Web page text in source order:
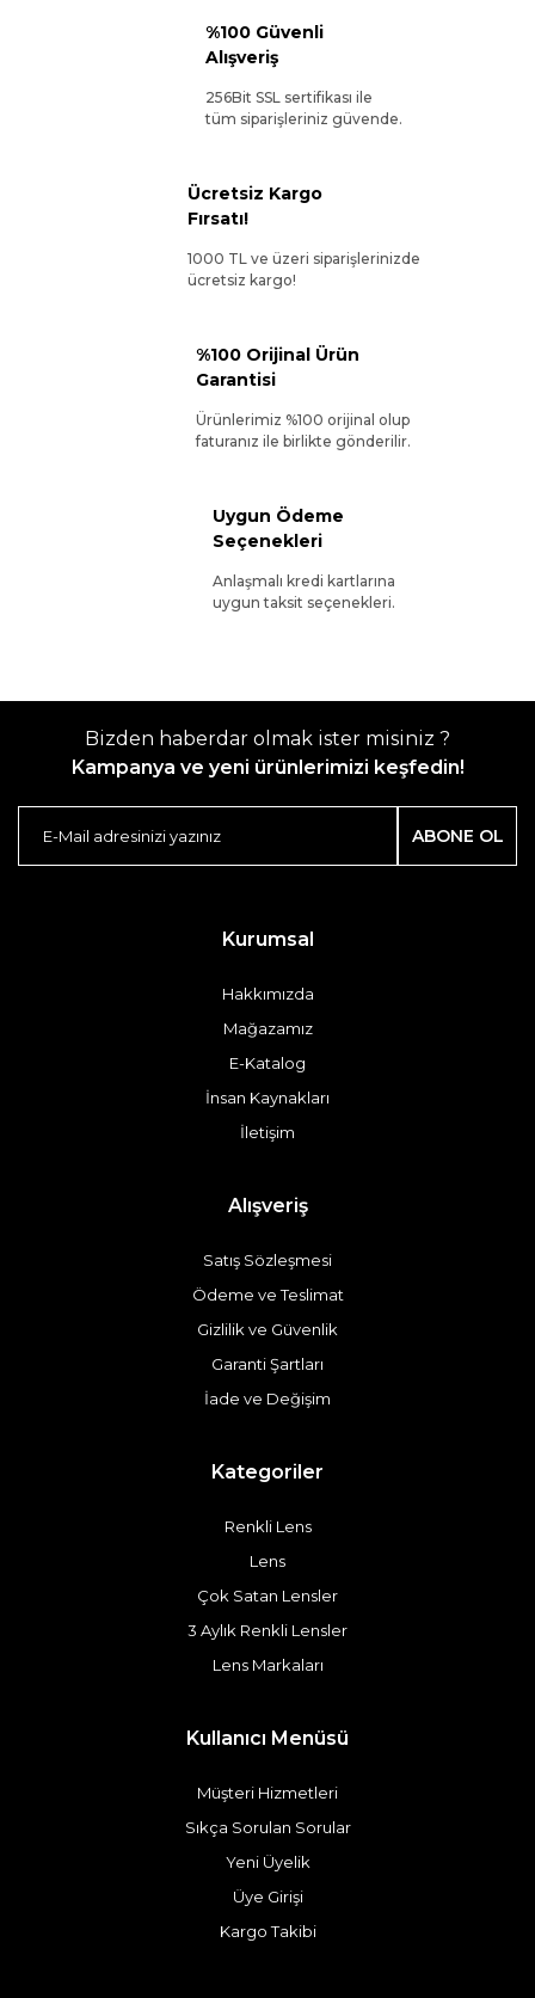
%100 Güvenli
Alışveriş
256Bit SSL sertifikası ile
tüm siparişleriniz güvende.
Ücretsiz Kargo
Fırsatı!
1000 TL ve üzeri siparişlerinizde
ücretsiz kargo!
%100 Orijinal Ürün
Garantisi
Ürünlerimiz %100 orijinal olup
faturanız ile birlikte gönderilir.
Uygun Ödeme
Seçenekleri
Anlaşmalı kredi kartlarına
uygun taksit seçenekleri.
Bizden haberdar olmak ister misiniz ?
Kampanya ve yeni ürünlerimizi keşfedin!
ABONE OL
Kurumsal
Hakkımızda
Mağazamız
E-Katalog
İnsan Kaynakları
İletişim
Alışveriş
Satış Sözleşmesi
Ödeme ve Teslimat
Gizlilik ve Güvenlik
Garanti Şartları
İade ve Değişim
Kategoriler
Renkli Lens
Lens
Çok Satan Lensler
3 Aylık Renkli Lensler
Lens Markaları
Kullanıcı Menüsü
Müşteri Hizmetleri
Sıkça Sorulan Sorular
Yeni Üyelik
Üye Girişi
Kargo Takibi